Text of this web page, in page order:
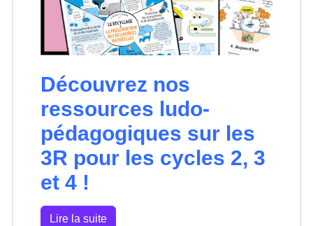
Découvrez nos
ressources ludo-
pédagogiques sur les
3R pour les cycles 2, 3
et 4 !
Lire la suite